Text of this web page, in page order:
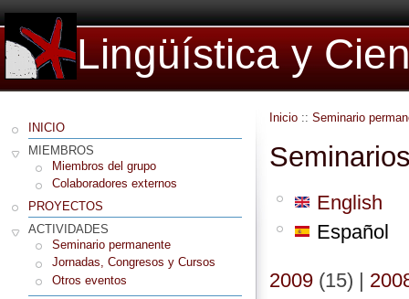
Lingüística y
INICIO
MIEMBROS
Miembros del grupo
Colaboradores externos
PROYECTOS
ACTIVIDADES
Seminario permanente
Jornadas, Congresos y Cursos
Otros eventos
Inicio :: Seminario
English
Español
2009 (15) |